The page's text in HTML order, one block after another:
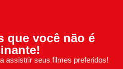
que você não é
assistrir seus filmes preferidos!